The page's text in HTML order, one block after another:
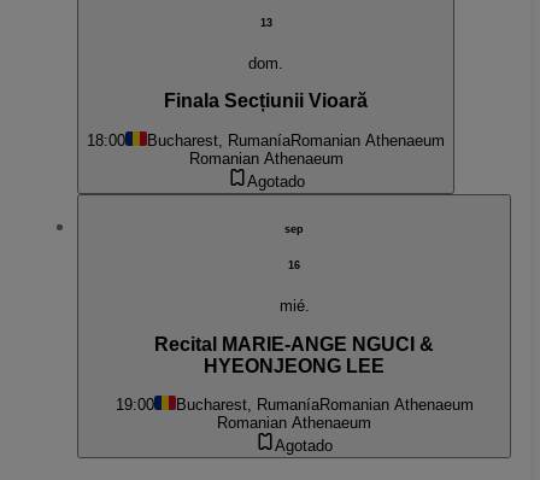
13
dom.
Finala Secțiunii Vioară
18:00 Bucharest, RumaníaRomanian Athenaeum
Romanian Athenaeum
Agotado
sep
16
mié.
Recital MARIE-ANGE NGUCI &
HYEONJEONG LEE
19:00 Bucharest, RumaníaRomanian Athenaeum
Romanian Athenaeum
Agotado